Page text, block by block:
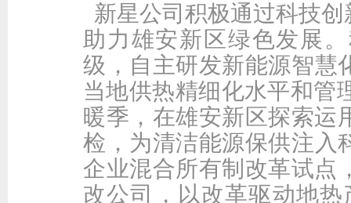
新星公司积极通过科技
助力雄安新区绿色发展
级，自主研发新能源智慧
当地供热精细化水平和管
暖季，在雄安新区探索运
检，为清洁能源保供注入
企业混合所有制改革试点
改公司，以改革驱动地